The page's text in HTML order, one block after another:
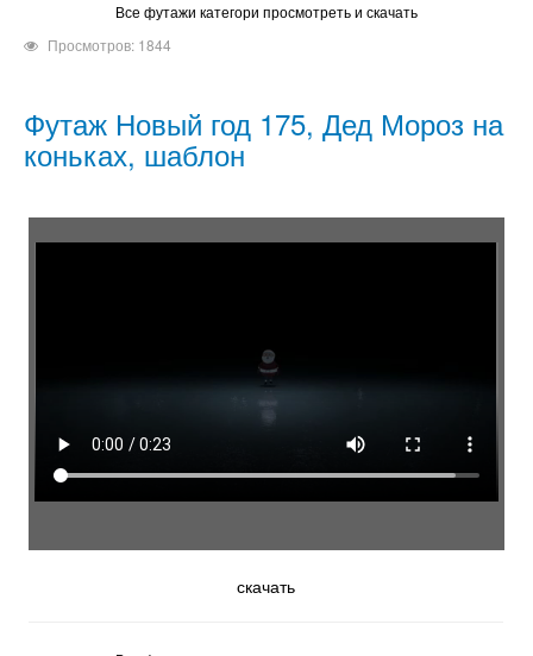
Все футажи категори просмотреть и скачать
Просмотров: 1844
Футаж Новый год 175, Дед Мороз на
коньках, шаблон
скачать